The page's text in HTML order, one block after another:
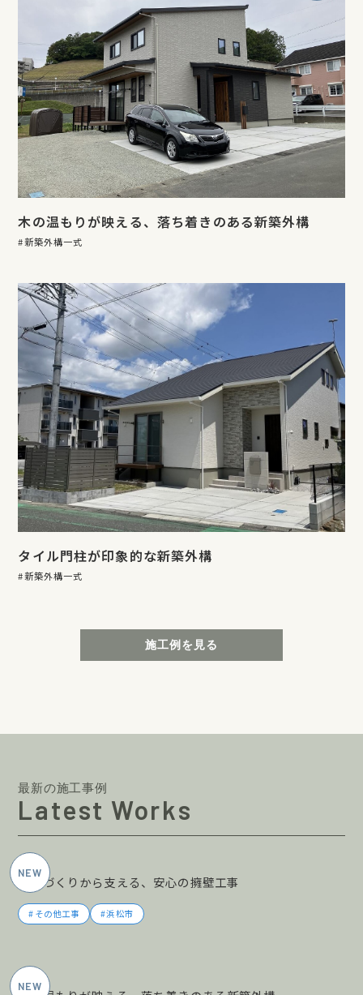
木の温もりが映える、落ち着きのある新築外構
新築外構一式
タイル門柱が印象的な新築外構
新築外構一式
施工例を見る
最新の施工事例
Latest Works
土地づくりから支える、安心の擁壁工事
その他工事 浜松市